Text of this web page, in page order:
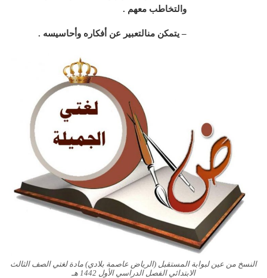
والتخاطب معهم .
– يتمكن منالتعبير عن أفكاره وأحاسيسه .
النسخ من عين لبوابة المستقبل (الرياض عاصمة بلادي) مادة لغتي الصف الثالث
الابتدائي الفصل الدراسي الأول 1442 هـ